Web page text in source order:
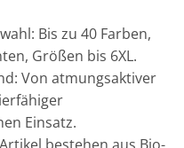
Bis zu 40 Farben,
Größen bis 6XL.
Von atmungsaktiver
Einsatz.
bestehen aus Bio-